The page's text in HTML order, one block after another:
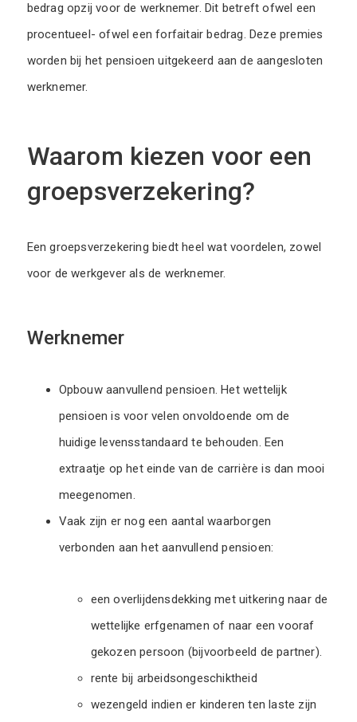
bedrag opzij voor de werknemer. Dit betreft ofwel een
procentueel- ofwel een forfaitair bedrag. Deze premies
worden bij het pensioen uitgekeerd aan de aangesloten
werknemer.
Waarom kiezen voor een
groepsverzekering?
Een groepsverzekering biedt heel wat voordelen, zowel
voor de werkgever als de werknemer.
Werknemer
Opbouw aanvullend pensioen. Het wettelijk
pensioen is voor velen onvoldoende om de
huidige levensstandaard te behouden. Een
extraatje op het einde van de carrière is dan mooi
meegenomen.
Vaak zijn er nog een aantal waarborgen
verbonden aan het aanvullend pensioen:
een overlijdensdekking met uitkering naar de
wettelijke erfgenamen of naar een vooraf
gekozen persoon (bijvoorbeeld de partner).
rente bij arbeidsongeschiktheid
wezengeld indien er kinderen ten laste zijn